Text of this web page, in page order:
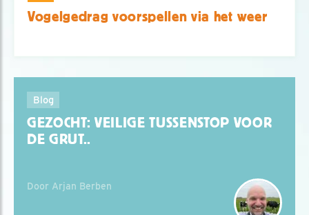
Vogelgedrag voorspellen via het weer
Blog
GEZOCHT: VEILIGE TUSSENSTOP VOOR
DE GRUT..
Door Arjan Berben